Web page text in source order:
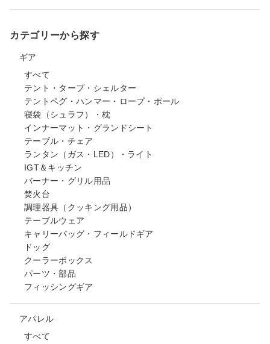
カテゴリーから探す
ギア
すべて
テント・タープ・シェルター
テントペグ・ハンマー・ロープ・ポール
寝袋（シュラフ）・枕
インナーマット・グランドシート
テーブル・チェア
ランタン（ガス・LED）・ライト
IGT＆キッチン
バーナー・グリル用品
焚火台
調理器具（クッキング用品）
テーブルウェア
キャリーバッグ・フィールドギア
ドッグ
クーラーボックス
パーツ・部品
フィッシングギア
アパレル
すべて